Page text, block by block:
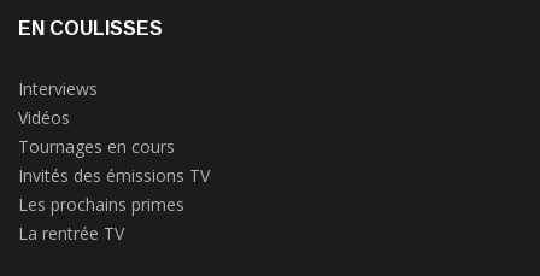
EN COULISSES
Interviews
Vidéos
Tournages en cours
Invités des émissions TV
Les prochains primes
La rentrée TV